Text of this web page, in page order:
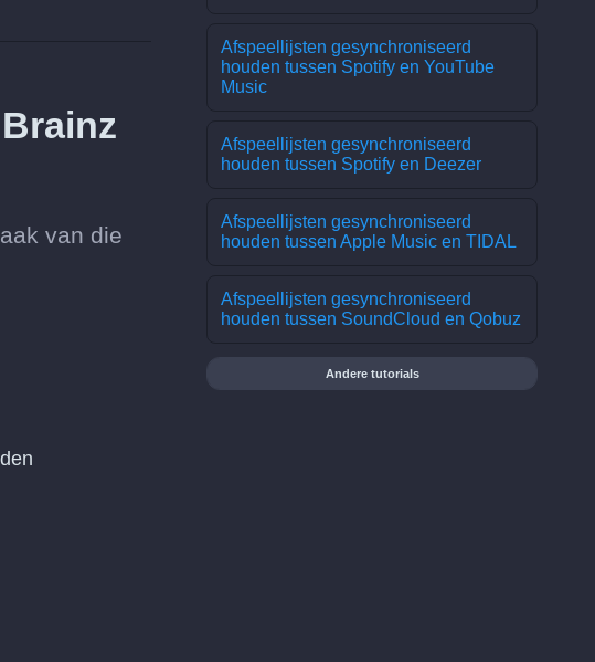
van die
Afspeellijsten gesynchroniseerd
houden tussen Spotify en YouTube
Music
Afspeellijsten gesynchroniseerd
houden tussen Spotify en Deezer
Afspeellijsten gesynchroniseerd
houden tussen Apple Music en TIDAL
Afspeellijsten gesynchroniseerd
houden tussen SoundCloud en Qobuz
Andere tutorials